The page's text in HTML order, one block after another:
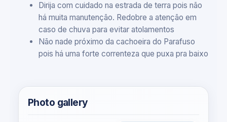
Dirija com cuidado na estrada de terra pois não
há muita manutenção. Redobre a atenção em
caso de chuva para evitar atolamentos
Não nade próximo da cachoeira do Parafuso
pois há uma forte correnteza que puxa pra baixo
Photo gallery